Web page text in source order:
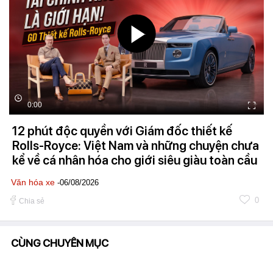
0:00
12 phút độc quyền với Giám đốc thiết kế
Rolls-Royce: Việt Nam và những chuyện chưa
kể về cá nhân hóa cho giới siêu giàu toàn cầu
Văn hóa xe -06/08/2026
Chia sẻ 0
CÙNG CHUYÊN MỤC